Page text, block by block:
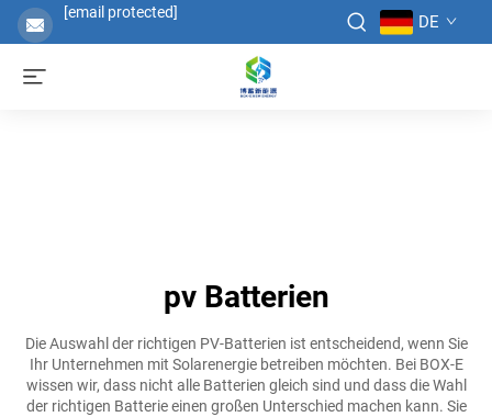
[email protected] DE
pv Batterien
Die Auswahl der richtigen PV-Batterien ist entscheidend, wenn Sie
Ihr Unternehmen mit Solarenergie betreiben möchten. Bei BOX-E
wissen wir, dass nicht alle Batterien gleich sind und dass die Wahl
der richtigen Batterie einen großen Unterschied machen kann. Sie